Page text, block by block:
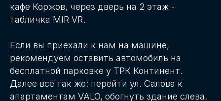
кафе Коржов, через дверь на 2 этаж -
табличка MIR VR.
Если вы приехали к нам на машине,
рекомендуем оставить автомобиль на
бесплатной парковке у ТРК Континент.
Далее всё так же: перейти ул. Салова к
апартаментам VALO, обогнуть здание слева.